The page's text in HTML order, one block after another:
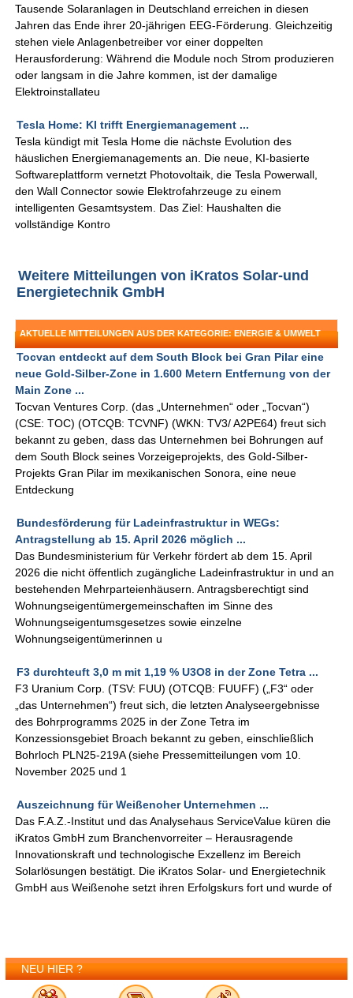
Tausende Solaranlagen in Deutschland erreichen in diesen
Jahren das Ende ihrer 20-jährigen EEG-Förderung. Gleichzeitig
stehen viele Anlagenbetreiber vor einer doppelten
Herausforderung: Während die Module noch Strom produzieren
oder langsam in die Jahre kommen, ist der damalige
Elektroinstallateu
Tesla Home: KI trifft Energiemanagement ...
Tesla kündigt mit Tesla Home die nächste Evolution des
häuslichen Energiemanagements an. Die neue, KI-basierte
Softwareplattform vernetzt Photovoltaik, die Tesla Powerwall,
den Wall Connector sowie Elektrofahrzeuge zu einem
intelligenten Gesamtsystem. Das Ziel: Haushalten die
vollständige Kontro
Weitere Mitteilungen von iKratos Solar-und
Energietechnik GmbH
AKTUELLE MITTEILUNGEN AUS DER KATEGORIE: ENERGIE & UMWELT
Tocvan entdeckt auf dem South Block bei Gran Pilar eine
neue Gold-Silber-Zone in 1.600 Metern Entfernung von der
Main Zone ...
Tocvan Ventures Corp. (das „Unternehmen“ oder „Tocvan“)
(CSE: TOC) (OTCQB: TCVNF) (WKN: TV3/ A2PE64) freut sich
bekannt zu geben, dass das Unternehmen bei Bohrungen auf
dem South Block seines Vorzeigeprojekts, des Gold-Silber-
Projekts Gran Pilar im mexikanischen Sonora, eine neue
Entdeckung
Bundesförderung für Ladeinfrastruktur in WEGs:
Antragstellung ab 15. April 2026 möglich ...
Das Bundesministerium für Verkehr fördert ab dem 15. April
2026 die nicht öffentlich zugängliche Ladeinfrastruktur in und an
bestehenden Mehrparteienhäusern. Antragsberechtigt sind
Wohnungseigentümergemeinschaften im Sinne des
Wohnungseigentumsgesetzes sowie einzelne
Wohnungseigentümerinnen u
F3 durchteuft 3,0 m mit 1,19 % U3O8 in der Zone Tetra ...
F3 Uranium Corp. (TSV: FUU) (OTCQB: FUUFF) („F3“ oder
„das Unternehmen“) freut sich, die letzten Analyseergebnisse
des Bohrprogramms 2025 in der Zone Tetra im
Konzessionsgebiet Broach bekannt zu geben, einschließlich
Bohrloch PLN25-219A (siehe Pressemitteilungen vom 10.
November 2025 und 1
Auszeichnung für Weißenoher Unternehmen ...
Das F.A.Z.-Institut und das Analysehaus ServiceValue küren die
iKratos GmbH zum Branchenvorreiter – Herausragende
Innovationskraft und technologische Exzellenz im Bereich
Solarlösungen bestätigt. Die iKratos Solar- und Energietechnik
GmbH aus Weißenohe setzt ihren Erfolgskurs fort und wurde of
NEU HIER ?